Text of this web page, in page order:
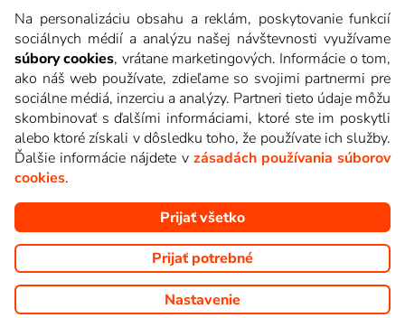
Copyright © goNET s.r.o. Na tomto webe sú zobrazované obrázky
z relácií TV staníc, ktoré môžete sledovať v Lepšia.TV.
Na personalizáciu obsahu a reklám, poskytovanie funkcií
sociálnych médií a analýzu našej návštevnosti využívame
súbory cookies, vrátane marketingových. Informácie o tom,
ako náš web používate, zdieľame so svojimi partnermi pre
sociálne médiá, inzerciu a analýzy. Partneri tieto údaje môžu
skombinovať s ďalšími informáciami, ktoré ste im poskytli
alebo ktoré získali v dôsledku toho, že používate ich služby.
Ďalšie informácie nájdete v zásadách používania súborov
cookies.
Prijať všetko
Prijať potrebné
Nastavenie